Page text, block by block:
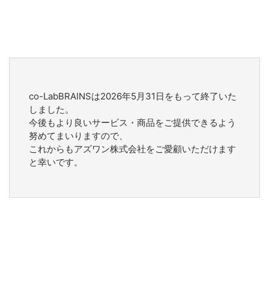
co-LabBRAINSは2026年5月31日をもって終了いた
しました。
今後もより良いサービス・商品をご提供できるよう
努めてまいりますので、
これからもアズワン株式会社をご愛顧いただけます
と幸いです。